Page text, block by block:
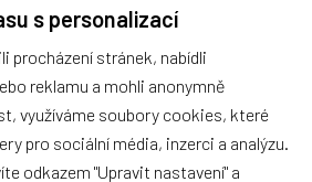
dotazy. Buďte první, kdo se zeptá!
s personalizací
procházení stránek, nabídli
reklamu a mohli anonymně
využíváme soubory cookies, které
pro sociální média, inzerci a analýzu.
odkazem "Upravit nastavení" a